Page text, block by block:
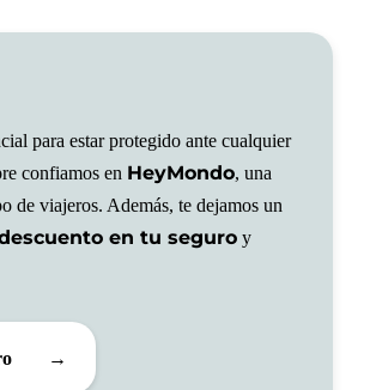
para estar protegido ante cualquier
confiamos en HeyMondo, una
de viajeros. Además, te dejamos un
en tu seguroy
→